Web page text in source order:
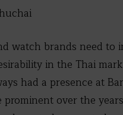
watch brands need to
in the Thai
had a presence at
over the